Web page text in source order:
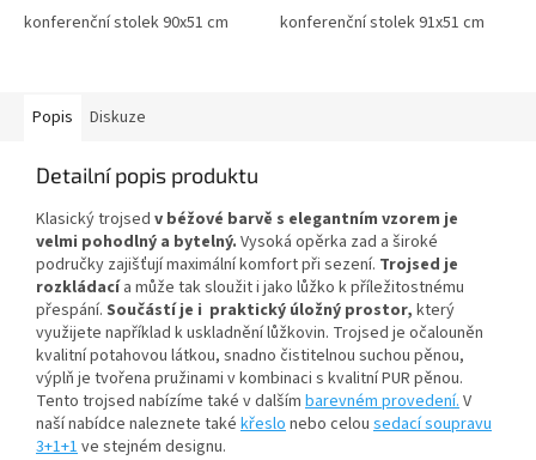
konferenční stolek 90x51 cm konferenční stolek 91x51 cm
Popis Diskuze
Detailní popis produktu
Klasický trojsed v béžové barvě s elegantním vzorem je
velmi pohodlný a bytelný. Vysoká opěrka zad a široké
područky zajišťují maximální komfort při sezení. Trojsed je
rozkládacía může tak sloužit i jako lůžko k příležitostnému
přespání. Součástí je i praktický úložný prostor, který
využijete například k uskladnění lůžkovin. Trojsed je očalouněn
kvalitní potahovou látkou, snadno čistitelnou suchou pěnou,
výplň je tvořena pružinami v kombinaci s kvalitní PUR pěnou.
Tento trojsed nabízíme také v dalším barevném provedení. V
naší nabídce naleznete také křeslo nebo celou sedací soupravu
3+1+1 ve stejném designu.